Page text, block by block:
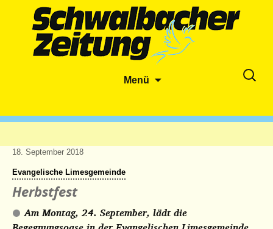
Menü
Suche
18. September 2018
Evangelische Limesgemeinde
Herbstfest
Am Montag, 24. September, lädt die